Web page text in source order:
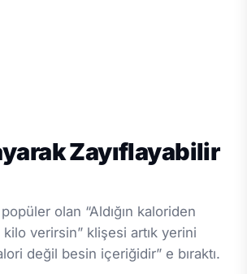
Zayıflayabilir
olan “Aldığın kaloriden
verirsin” klişesi artık yerini
değil besin içeriğidir” e bıraktı.